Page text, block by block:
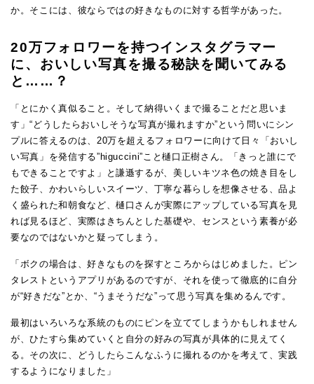
か。そこには、彼ならではの好きなものに対する哲学があった。
20万フォロワーを持つインスタグラマー
に、おいしい写真を撮る秘訣を聞いてみる
と……？
「とにかく真似ること。そして納得いくまで撮ることだと思いま
す」“どうしたらおいしそうな写真が撮れますか”という問いにシン
プルに答えるのは、20万を超えるフォロワーに向けて日々「おいし
い写真」を発信する”higuccini”こと樋口正樹さん。「きっと誰にで
もできることですよ」と謙遜するが、美しいキツネ色の焼き目をし
た餃子、かわいらしいスイーツ、丁寧な暮らしを想像させる、品よ
く盛られた和朝食など、樋口さんが実際にアップしている写真を見
れば見るほど、実際はきちんとした基礎や、センスという素養が必
要なのではないかと疑ってしまう。
「ボクの場合は、好きなものを探すところからはじめました。ピン
タレストというアプリがあるのですが、それを使って徹底的に自分
が“好きだな”とか、“うまそうだな”って思う写真を集めるんです。
最初はいろいろな系統のものにピンを立ててしまうかもしれません
が、ひたすら集めていくと自分の好みの写真が具体的に見えてく
る。その次に、どうしたらこんなふうに撮れるのかを考えて、実践
するようになりました」